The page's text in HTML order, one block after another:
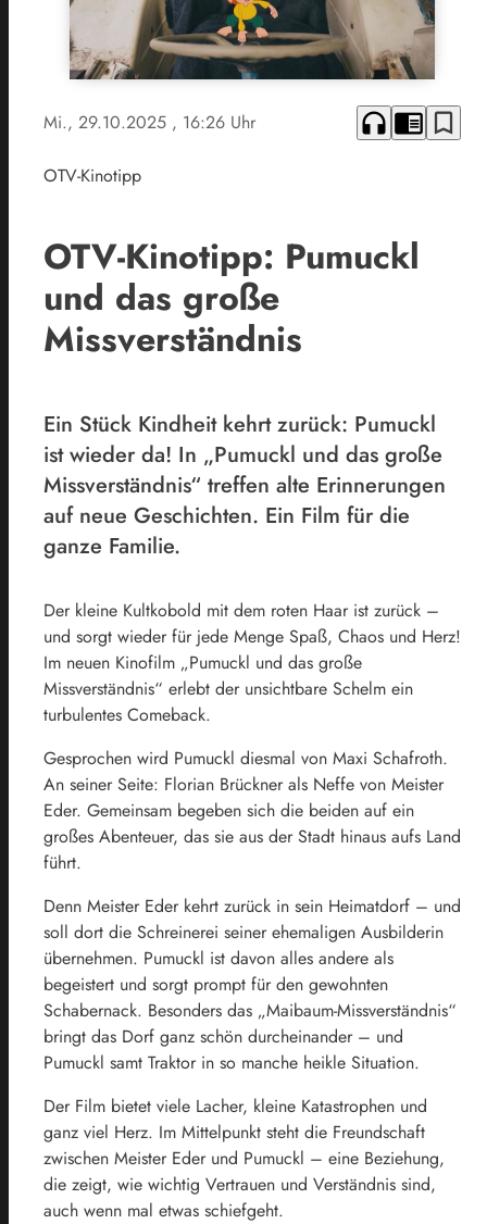
Mi., 29.10.2025 , 16:26 Uhr headphones chrome_reader_mode bookmark_border
OTV-Kinotipp
OTV-Kinotipp: Pumuckl
und das große
Missverständnis
Ein Stück Kindheit kehrt zurück: Pumuckl
ist wieder da! In „Pumuckl und das große
Missverständnis“ treffen alte Erinnerungen
auf neue Geschichten. Ein Film für die
ganze Familie.
Der kleine Kultkobold mit dem roten Haar ist zurück –
und sorgt wieder für jede Menge Spaß, Chaos und Herz!
Im neuen Kinofilm „Pumuckl und das große
Missverständnis“ erlebt der unsichtbare Schelm ein
turbulentes Comeback.
Gesprochen wird Pumuckl diesmal von Maxi Schafroth.
An seiner Seite: Florian Brückner als Neffe von Meister
Eder. Gemeinsam begeben sich die beiden auf ein
großes Abenteuer, das sie aus der Stadt hinaus aufs Land
führt.
Denn Meister Eder kehrt zurück in sein Heimatdorf – und
soll dort die Schreinerei seiner ehemaligen Ausbilderin
übernehmen. Pumuckl ist davon alles andere als
begeistert und sorgt prompt für den gewohnten
Schabernack. Besonders das „Maibaum-Missverständnis“
bringt das Dorf ganz schön durcheinander – und
Pumuckl samt Traktor in so manche heikle Situation.
Der Film bietet viele Lacher, kleine Katastrophen und
ganz viel Herz. Im Mittelpunkt steht die Freundschaft
zwischen Meister Eder und Pumuckl – eine Beziehung,
die zeigt, wie wichtig Vertrauen und Verständnis sind,
auch wenn mal etwas schiefgeht.